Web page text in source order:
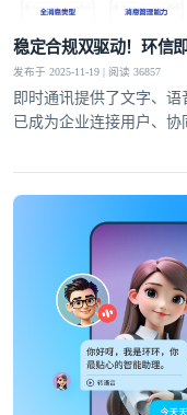
稳定合规双驱动！环信
发布于 2025-11-19 | 阅读 36857
即时通讯提供了文字、语
已成为企业连接用户、协